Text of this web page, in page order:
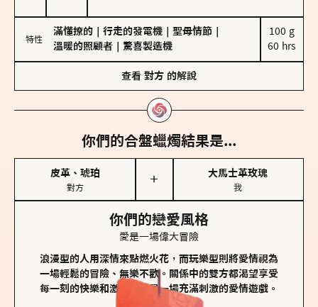
特性
滿懂撩的 行走的發電機 聖母情節
溫暖的照顧者
驚喜製造機
100 g
60 hrs
查看 對方 的解說
你們的合盤蠟燭結果是...
皮革、琥珀
對方
＋
大馬士革玫瑰
我
你們的戀愛風格
愛是一場偉大冒險
浪漫型的人用深情來點燃火花，而玩樂型則將愛情視為
一場輕鬆的冒險、無樂不歡。關係中的雙方都渴望享受
每一刻的快樂和激動，像是一場充滿刺激的愛情遊戲。